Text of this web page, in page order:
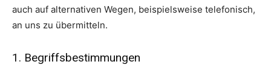
auch auf alternativen Wegen, beispielsweise telefonisch,
an uns zu übermitteln.
1. Begriffsbestimmungen